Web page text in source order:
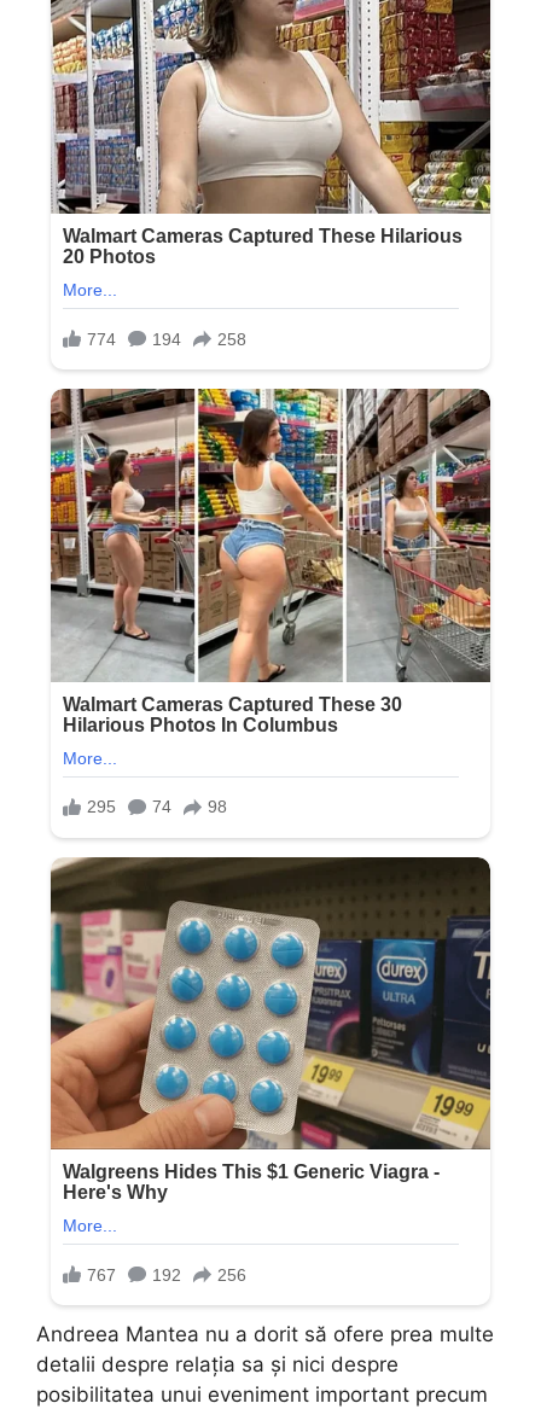
Andreea Mantea nu a dorit să ofere prea multe
detalii despre relația sa și nici despre
posibilitatea unui eveniment important precum